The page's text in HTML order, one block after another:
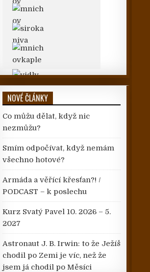
NOVÉ ČLÁNKY
Co můžu dělat, když nic
nezmůžu?
Smím odpočívat, když nemám
všechno hotové?
Armáda a věřící křesťan?! /
PODCAST – k poslechu
Kurz Svatý Pavel 10. 2026 – 5.
2027
Astronaut J. B. Irwin: to že Ježíš
chodil po Zemi je víc, než že
jsem já chodil po Měsíci